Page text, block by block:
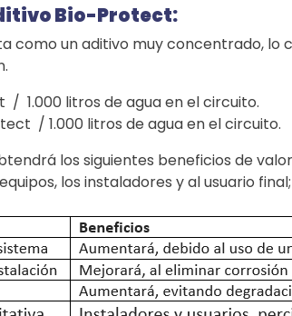
Bio-Protect:
como un aditivo muy concentrado, lo
/ 1.000 litros de agua en el circuito.
/ 1.000 litros de agua en el circuito.
los siguientes beneficios de
los instaladores y al usuario final;